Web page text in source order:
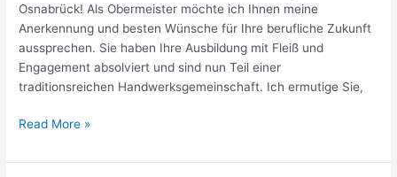
Osnabrück! Als Obermeister möchte ich Ihnen meine
Anerkennung und besten Wünsche für Ihre berufliche Zukunft
aussprechen. Sie haben Ihre Ausbildung mit Fleiß und
Engagement absolviert und sind nun Teil einer
traditionsreichen Handwerksgemeinschaft. Ich ermutige Sie,
Read More »